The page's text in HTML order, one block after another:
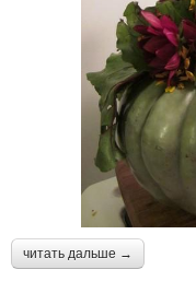
читать дальше →